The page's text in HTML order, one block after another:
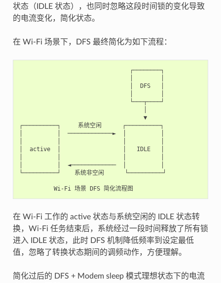
状态（IDLE 状态），也同时忽略这段时间锁的变化导致
的电流变化，简化状态。
在 Wi-Fi 场景下，DFS 最终简化为如下流程：
                                ┌────────┐
                                │  DFS   │
                                └───┬────┘
                                    ▼
┌──────────┐     系统空闲      ┌──────────┐
│          │  ─────────────►  │          │
│  active  │                  │   IDLE   │
│          │  ◄─────────────  │          │
└──────────┘    系统非空闲      └──────────┘
在 Wi-Fi 工作的 active 状态与系统空闲的 IDLE 状态转
换，Wi-Fi 任务结束后，系统经过一段时间释放了所有锁
进入 IDLE 状态，此时 DFS 机制降低频率到设定最低
值，忽略了转换状态期间的调频动作，方便理解。
简化过后的 DFS + Modem sleep 模式理想状态下的电流